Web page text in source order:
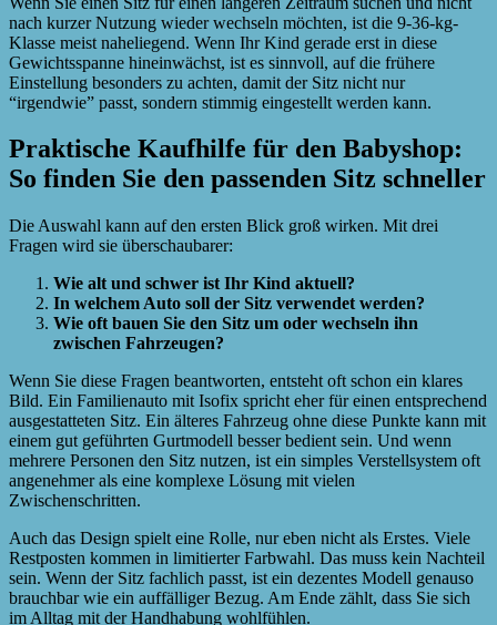
nach kurzer Nutzung wieder wechseln möchten, ist die 9-36-kg-
Klasse meist naheliegend. Wenn Ihr Kind gerade erst in diese
Gewichtsspanne hineinwächst, ist es sinnvoll, auf die frühere
Einstellung besonders zu achten, damit der Sitz nicht nur
“irgendwie” passt, sondern stimmig eingestellt werden kann.
Praktische Kaufhilfe für den Babyshop:
So finden Sie den passenden Sitz schneller
Die Auswahl kann auf den ersten Blick groß wirken. Mit drei
Fragen wird sie überschaubarer:
Wie alt und schwer ist Ihr Kind aktuell?
In welchem Auto soll der Sitz verwendet werden?
Wie oft bauen Sie den Sitz um oder wechseln ihn
zwischen Fahrzeugen?
Wenn Sie diese Fragen beantworten, entsteht oft schon ein klares
Bild. Ein Familienauto mit Isofix spricht eher für einen entsprechend
ausgestatteten Sitz. Ein älteres Fahrzeug ohne diese Punkte kann mit
einem gut geführten Gurtmodell besser bedient sein. Und wenn
mehrere Personen den Sitz nutzen, ist ein simples Verstellsystem oft
angenehmer als eine komplexe Lösung mit vielen
Zwischenschritten.
Auch das Design spielt eine Rolle, nur eben nicht als Erstes. Viele
Restposten kommen in limitierter Farbwahl. Das muss kein Nachteil
sein. Wenn der Sitz fachlich passt, ist ein dezentes Modell genauso
brauchbar wie ein auffälliger Bezug. Am Ende zählt, dass Sie sich
im Alltag mit der Handhabung wohlfühlen.